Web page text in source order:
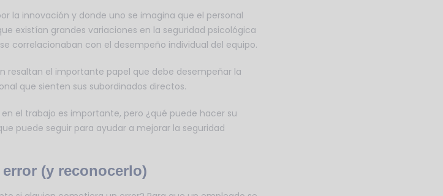
la innovación y donde uno se imagina que el personal
existían grandes variaciones en la seguridad psicológica
correlacionaban con el desempeño individual del equipo.
resaltan el importante papel que debe desempeñar la
que sienten sus subordinados directos.
el trabajo es importante, pero ¿qué puede hacer su
puede seguir para ayudar a mejorar la seguridad
(y reconocerlo)